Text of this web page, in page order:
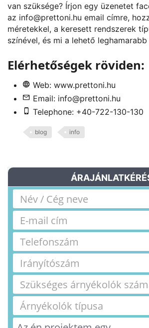
van szüksége? Írjon egy üzenetet
az info@prettoni.hu email címre,
méretekkel, a keresett rendszerek
színével, és mi a lehető
Elérhetőségek röviden:
Web: www.prettoni.hu
Email: info@prettoni.hu
Telephone: +40-722-130-130
blog info